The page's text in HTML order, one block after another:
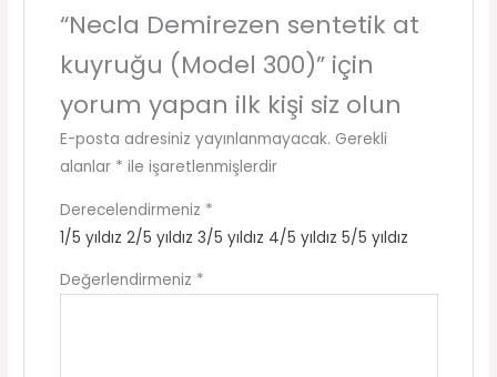
“Necla Demirezen sentetik at
kuyruğu (Model 300)” için
yorum yapan ilk kişi siz olun
E-posta adresiniz yayınlanmayacak. Gerekli
alanlar * ile işaretlenmişlerdir
Derecelendirmeniz *
1/5 yıldız 2/5 yıldız 3/5 yıldız 4/5 yıldız 5/5 yıldız
Değerlendirmeniz *